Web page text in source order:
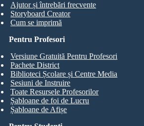
Ajutor și întrebări frecvente
Storyboard Creator
Cum se imprimă
Pentru Profesori
Versiune Gratuită Pentru Profesori
Pachete District
Biblioteci Școlare și Centre Media
Sesiuni de Instruire
Toate Resursele Profesorilor
Șabloane de foi de Lucru
Șabloane de Afișe